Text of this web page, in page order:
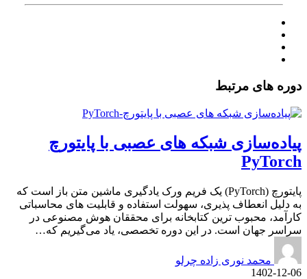
دوره های مرتبط
پیاده‌سازی شبکه های عصبی با پایتورچ
PyTorch
پایتورچ (PyTorch) یک فریم ورک یادگیری ماشین متن باز است که
به دلیل انعطاف پذیری، سهولت استفاده و قابلیت های محاسباتی
کارآمد، محبوب ترین کتابخانه برای محققان هوش مصنوعی در
سراسر جهان است. در این دوره تخصصی، یاد می‌گیریم که…
محمد نوری زاده چرلو
1402-12-06